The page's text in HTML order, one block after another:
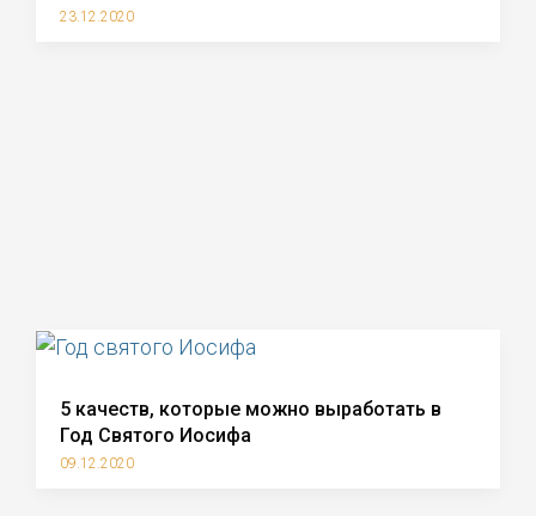
23.12.2020
5 качеств, которые можно выработать в
Год Святого Иосифа
09.12.2020